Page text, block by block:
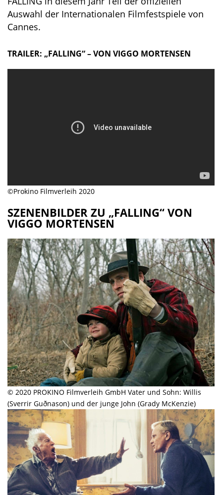
Auswahl der Internationalen Filmfestspiele von
Cannes.
TRAILER: „FALLING“ – VON VIGGO MORTENSEN
©Prokino Filmverleih 2020
SZENENBILDER ZU „FALLING“ VON
VIGGO MORTENSEN
© 2020 PROKINO Filmverleih GmbH Vater und Sohn: Willis
(Sverrir Guðnason) und der junge John (Grady McKenzie)